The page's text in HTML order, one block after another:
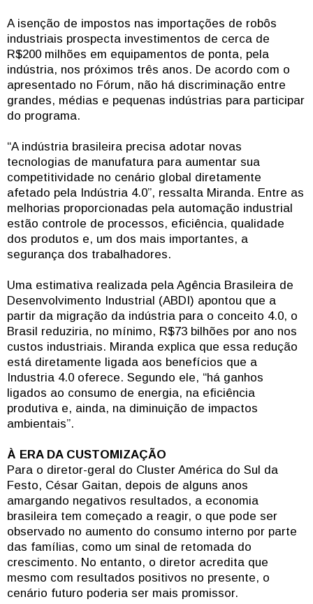
A isenção de impostos nas importações de robôs
industriais prospecta investimentos de cerca de
R$200 milhões em equipamentos de ponta, pela
indústria, nos próximos três anos. De acordo com o
apresentado no Fórum, não há discriminação entre
grandes, médias e pequenas indústrias para participar
do programa.
“A indústria brasileira precisa adotar novas
tecnologias de manufatura para aumentar sua
competitividade no cenário global diretamente
afetado pela Indústria 4.0”, ressalta Miranda. Entre as
melhorias proporcionadas pela automação industrial
estão controle de processos, eficiência, qualidade
dos produtos e, um dos mais importantes, a
segurança dos trabalhadores.
Uma estimativa realizada pela Agência Brasileira de
Desenvolvimento Industrial (ABDI) apontou que a
partir da migração da indústria para o conceito 4.0, o
Brasil reduziria, no mínimo, R$73 bilhões por ano nos
custos industriais. Miranda explica que essa redução
está diretamente ligada aos benefícios que a
Industria 4.0 oferece. Segundo ele, “há ganhos
ligados ao consumo de energia, na eficiência
produtiva e, ainda, na diminuição de impactos
ambientais”.
À ERA DA CUSTOMIZAÇÃO
Para o diretor-geral do Cluster América do Sul da
Festo, César Gaitan, depois de alguns anos
amargando negativos resultados, a economia
brasileira tem começado a reagir, o que pode ser
observado no aumento do consumo interno por parte
das famílias, como um sinal de retomada do
crescimento. No entanto, o diretor acredita que
mesmo com resultados positivos no presente, o
cenário futuro poderia ser mais promissor.